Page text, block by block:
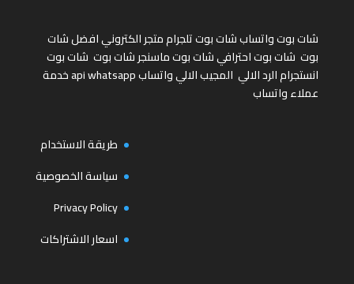
شات بوت واتسابشات بوت تلجراممتجر الكترونيافضل شات
بوت شات بوت احترافيشات بوت ماسنجرشات بوت شات بوت
انستجرامالرد الالي المجيب الالي واتسابapi whatsappخدمة
عملاء واتساب
طريقة الاستخدام
سياسة الخصوصية
Privacy Policy
اسعار الاشتراكات